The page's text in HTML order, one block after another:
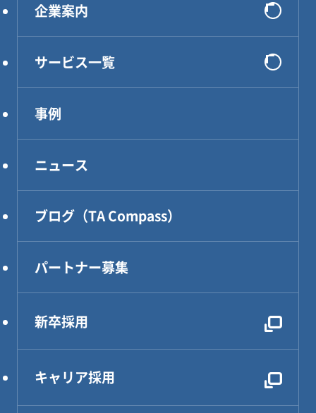
企業案内
会社概要
選ばれる理由
企業理念
サービス一覧
システム開発
インフラ構築
DXソリューション
CAE解析・試験・評価
事例
ニュース
ブログ（TA Compass）
パートナー募集
新卒採用
キャリア採用